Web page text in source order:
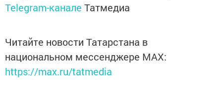
Telegram-канале Татмедиа
Читайте новости Татарстана в
национальном мессенджере MАХ:
https://max.ru/tatmedia